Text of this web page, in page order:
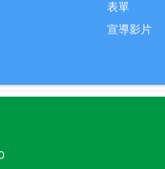
表單
宣導影片